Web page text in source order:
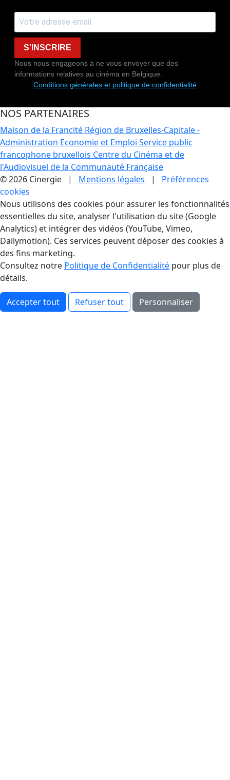
S'INSCRIRE
Nous nous engageons à ne vous envoyer que des
informations relatives au cinéma en Belgique.
Conditions générales et politique de confidentialité
NOS PARTENAIRES
Maison de la Francité Région de Bruxelles-Capitale -
Administration Economie et Emploi Service public
francophone bruxellois Centre du Cinéma et de
l'Audiovisuel de la Communauté Française
© 2026 Cinergie | Mentions légales | Préférences
cookies
Gestion des Cookies
Nous utilisons des cookies pour assurer les fonctionnalités
essentielles du site, analyser l'utilisation du site (Google
Analytics) et intégrer des vidéos (YouTube, Vimeo,
Dailymotion). Ces services peuvent déposer des cookies à
des fins marketing.
Consultez notre Politique de Confidentialité pour plus de
détails.
Accepter tout Refuser tout Personnaliser